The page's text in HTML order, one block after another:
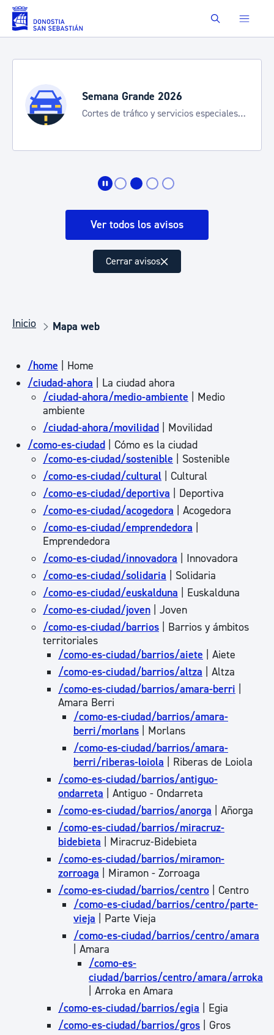
Saltar al contenido principal Buscar
Semana Grande 2026
Cortes de tráfico y servicios especiales
Ver todos los avisos
Cerrar avisos
Inicio Mapa web
/home | Home
/ciudad-ahora | La ciudad ahora
/ciudad-ahora/medio-ambiente | Medio
ambiente
/ciudad-ahora/movilidad | Movilidad
/como-es-ciudad | Cómo es la ciudad
/como-es-ciudad/sostenible | Sostenible
/como-es-ciudad/cultural | Cultural
/como-es-ciudad/deportiva | Deportiva
/como-es-ciudad/acogedora | Acogedora
/como-es-ciudad/emprendedora
Emprendedora
/como-es-ciudad/innovadora | Innovadora
/como-es-ciudad/solidaria | Solidaria
/como-es-ciudad/euskalduna | Euskalduna
/como-es-ciudad/joven | Joven
/como-es-ciudad/barrios | Barrios y ámbitos
territoriales
/como-es-ciudad/barrios/aiete | Aiete
/como-es-ciudad/barrios/altza | Altza
/como-es-ciudad/barrios/amara-berri
Amara Berri
/como-es-ciudad/barrios/amara-
berri/morlans | Morlans
/como-es-ciudad/barrios/amara-
berri/riberas-loiola | Riberas de Loiola
/como-es-ciudad/barrios/antiguo-
ondarreta | Antiguo - Ondarreta
/como-es-ciudad/barrios/anorga | Añorga
/como-es-ciudad/barrios/miracruz-
bidebieta | Miracruz-Bidebieta
/como-es-ciudad/barrios/miramon-
zorroaga | Miramon - Zorroaga
/como-es-ciudad/barrios/centro | Centro
/como-es-ciudad/barrios/centro/parte-
vieja | Parte Vieja
/como-es-ciudad/barrios/centro/amara
| Amara
/como-es-
ciudad/barrios/centro/amara/arroka
| Arroka en Amara
/como-es-ciudad/barrios/egia | Egia
/como-es-ciudad/barrios/gros | Gros